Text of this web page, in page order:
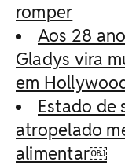
romper
Aos 28
Gladys vira
em
Estado de
atropelado
alimentar￼